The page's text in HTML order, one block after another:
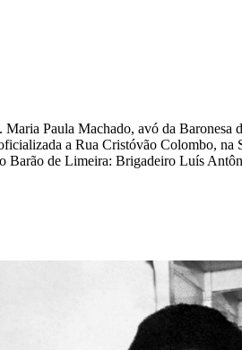
Paula Machado, avó da
a Rua Cristóvão Colombo,
Barão de Limeira: Brigadeiro Luís